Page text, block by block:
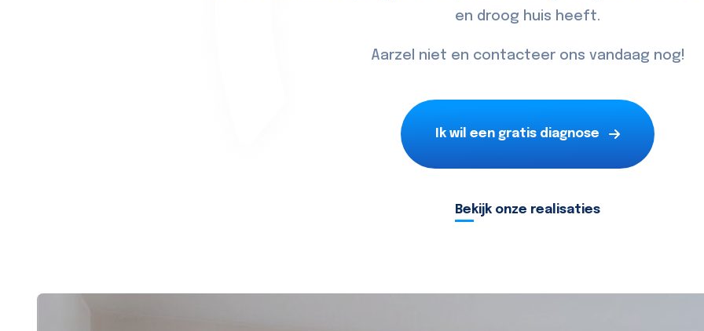
en droog huis heeft.
Aarzel niet en contacteerons vandaag nog!
Ik wil een gratis diagnose
Bekijk onze realisaties